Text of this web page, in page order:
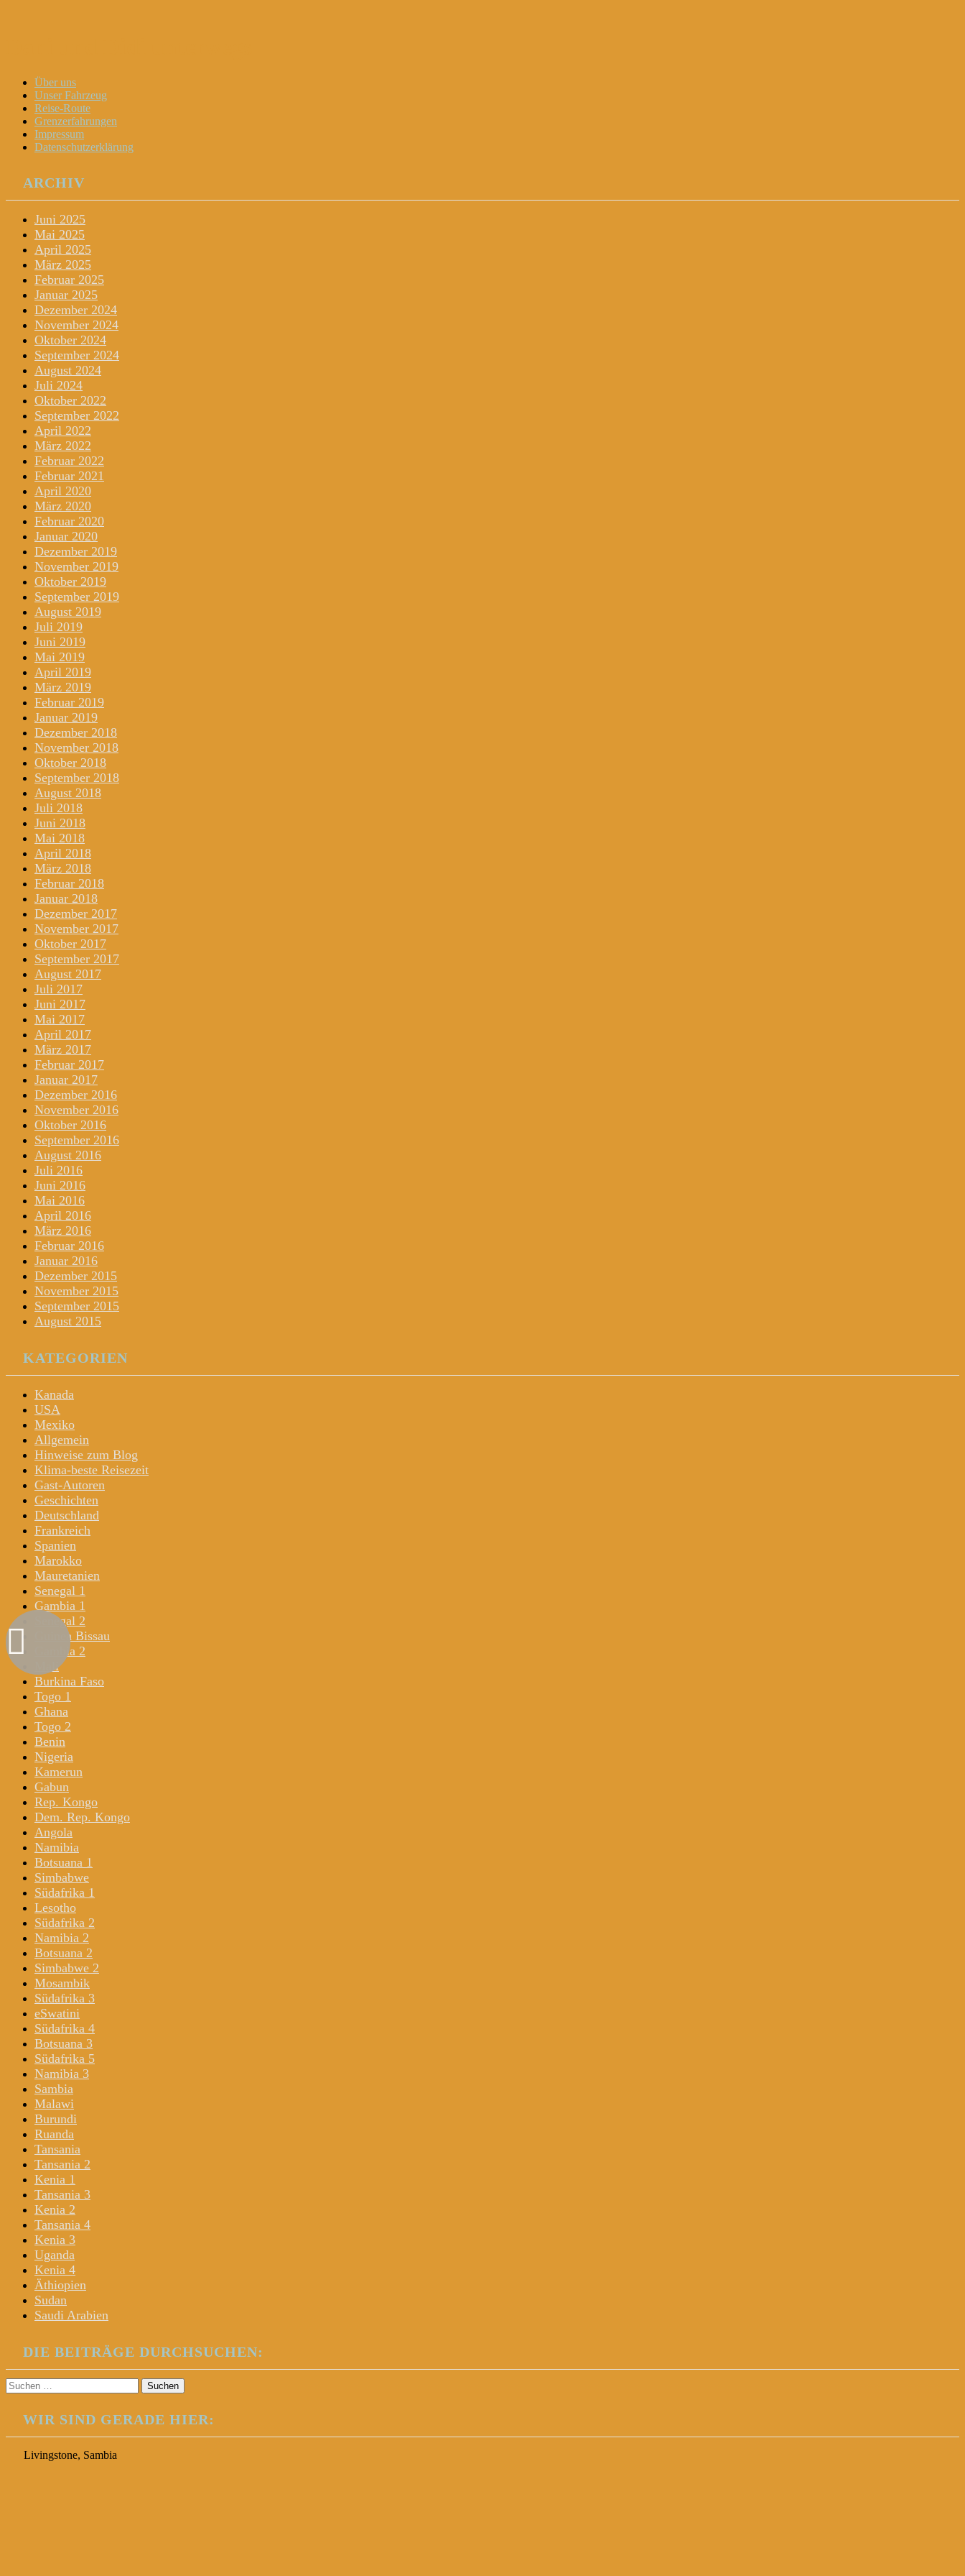
Menu
Widgets
Search
Skip
content
Über uns
Unser Fahrzeug
Reise-Route
Grenzerfahrungen
Impressum
Datenschutzerklärung
ARCHIV
Juni 2025
Mai 2025
April 2025
März 2025
Februar 2025
Januar 2025
Dezember 2024
November 2024
Oktober 2024
September 2024
August 2024
Juli 2024
Oktober 2022
September 2022
April 2022
März 2022
Februar 2022
Februar 2021
April 2020
März 2020
Februar 2020
Januar 2020
Dezember 2019
November 2019
Oktober 2019
September 2019
August 2019
Juli 2019
Juni 2019
Mai 2019
April 2019
März 2019
Februar 2019
Januar 2019
Dezember 2018
November 2018
Oktober 2018
September 2018
August 2018
Juli 2018
Juni 2018
Mai 2018
April 2018
März 2018
Februar 2018
Januar 2018
Dezember 2017
November 2017
Oktober 2017
September 2017
August 2017
Juli 2017
Juni 2017
Mai 2017
April 2017
März 2017
Februar 2017
Januar 2017
Dezember 2016
November 2016
Oktober 2016
September 2016
August 2016
Juli 2016
Juni 2016
Mai 2016
April 2016
März 2016
Februar 2016
Januar 2016
Dezember 2015
November 2015
September 2015
August 2015
KATEGORIEN
Kanada
USA
Mexiko
Allgemein
Hinweise zum Blog
Klima-beste Reisezeit
Gast-Autoren
Geschichten
Deutschland
Frankreich
Spanien
Marokko
Mauretanien
Senegal 1
Gambia 1
Senegal 2
Guinea Bissau
Gambia 2
Mali
Burkina Faso
Togo 1
Ghana
Togo 2
Benin
Nigeria
Kamerun
Gabun
Rep. Kongo
Dem. Rep. Kongo
Angola
Namibia
Botsuana 1
Simbabwe
Südafrika 1
Lesotho
Südafrika 2
Namibia 2
Botsuana 2
Simbabwe 2
Mosambik
Südafrika 3
eSwatini
Südafrika 4
Botsuana 3
Südafrika 5
Namibia 3
Sambia
Malawi
Burundi
Ruanda
Tansania
Tansania 2
Kenia 1
Tansania 3
Kenia 2
Tansania 4
Kenia 3
Uganda
Kenia 4
Äthiopien
Sudan
Saudi Arabien
DIE BEITRÄGE DURCHSUCHEN:
Suchen
nach:
WIR SIND GERADE HIER:
Livingstone, Sambia